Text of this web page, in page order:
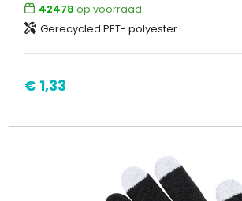
42478 op voorraad
Gerecycled PET- polyester
€ 1,33